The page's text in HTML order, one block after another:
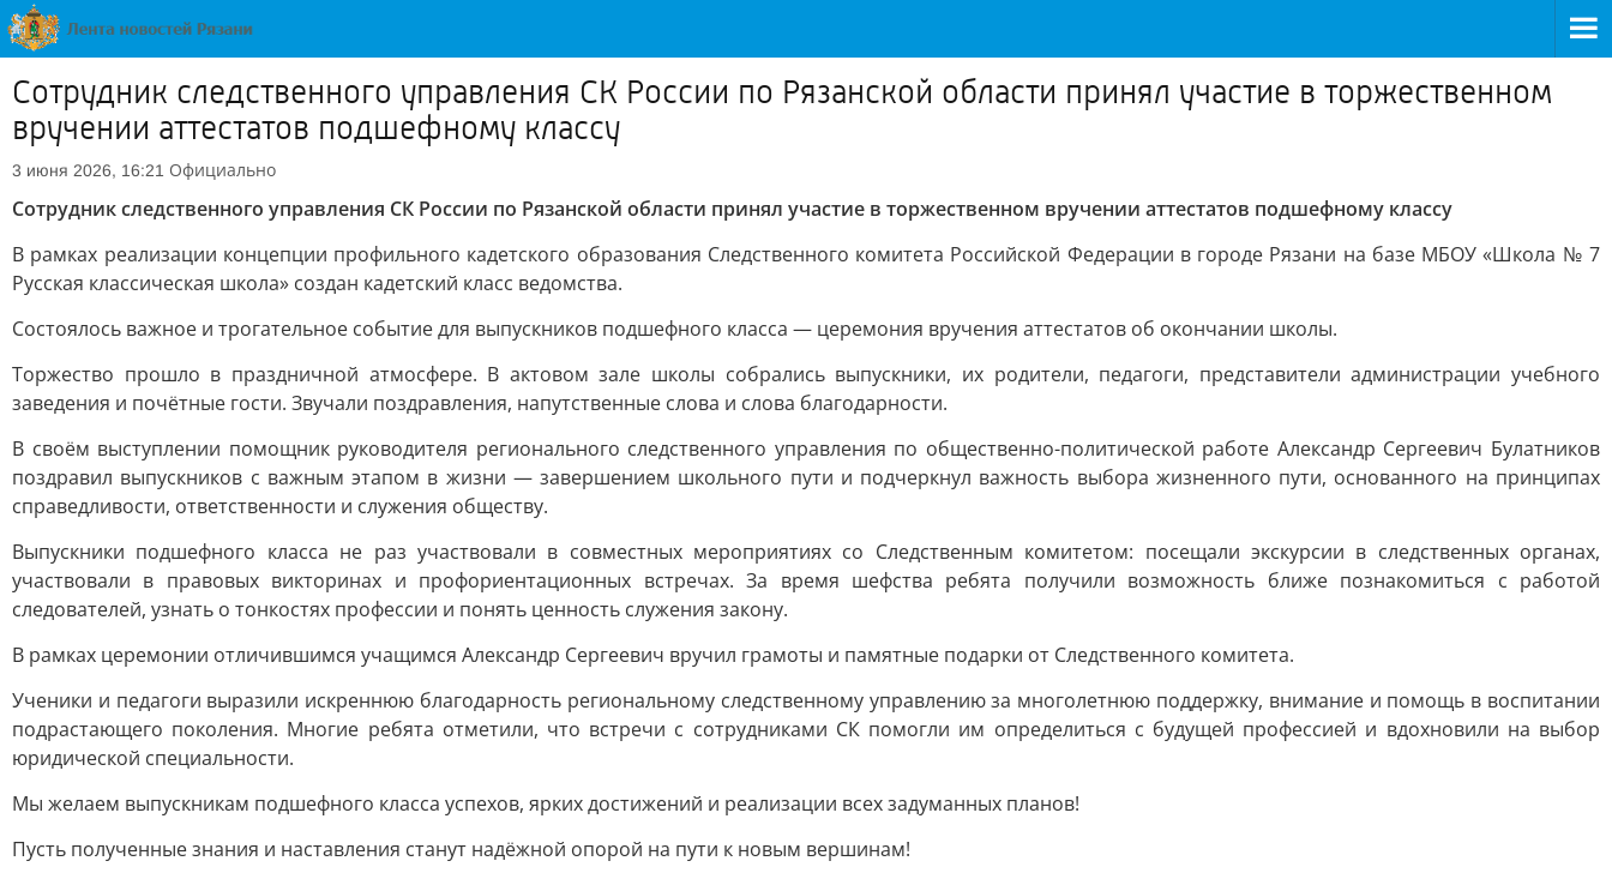
Сотрудник следственного управления СК России по Рязанской области принял участие в торжественном
вручении аттестатов подшефному классу
3 июня 2026, 16:21 Официально
Сотрудник следственного управления СК России по Рязанской области принял участие в торжественном вручении аттестатов подшефному классу
В рамках реализации концепции профильного кадетского образования Следственного комитета Российской Федерации в городе Рязани на базе МБОУ «Школа № 7
Русская классическая школа» создан кадетский класс ведомства.
Состоялось важное и трогательное событие для выпускников подшефного класса — церемония вручения аттестатов об окончании школы.
Торжество прошло в праздничной атмосфере. В актовом зале школы собрались выпускники, их родители, педагоги, представители администрации учебного
заведения и почётные гости. Звучали поздравления, напутственные слова и слова благодарности.
В своём выступлении помощник руководителя регионального следственного управления по общественно-политической работе Александр Сергеевич Булатников
поздравил выпускников с важным этапом в жизни — завершением школьного пути и подчеркнул важность выбора жизненного пути, основанного на принципах
справедливости, ответственности и служения обществу.
Выпускники подшефного класса не раз участвовали в совместных мероприятиях со Следственным комитетом: посещали экскурсии в следственных органах,
участвовали в правовых викторинах и профориентационных встречах. За время шефства ребята получили возможность ближе познакомиться с работой
следователей, узнать о тонкостях профессии и понять ценность служения закону.
В рамках церемонии отличившимся учащимся Александр Сергеевич вручил грамоты и памятные подарки от Следственного комитета.
Ученики и педагоги выразили искреннюю благодарность региональному следственному управлению за многолетнюю поддержку, внимание и помощь в воспитании
подрастающего поколения. Многие ребята отметили, что встречи с сотрудниками СК помогли им определиться с будущей профессией и вдохновили на выбор
юридической специальности.
Мы желаем выпускникам подшефного класса успехов, ярких достижений и реализации всех задуманных планов!
Пусть полученные знания и наставления станут надёжной опорой на пути к новым вершинам!